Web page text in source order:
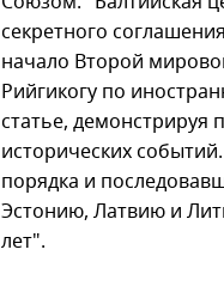
секретного
начало Второй
Рийгикогу по
статье,
исторических
порядка и
Эстонию, Латвию и
лет".